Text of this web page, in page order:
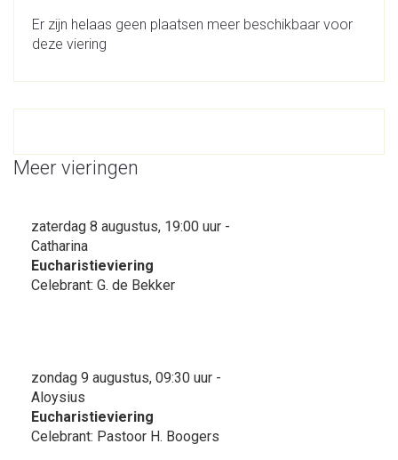
Er zijn helaas geen plaatsen meer beschikbaar voor
deze viering
Meer vieringen
zaterdag 8 augustus, 19:00 uur -
Catharina
Eucharistieviering
Celebrant: G. de Bekker
zondag 9 augustus, 09:30 uur -
Aloysius
Eucharistieviering
Celebrant: Pastoor H. Boogers